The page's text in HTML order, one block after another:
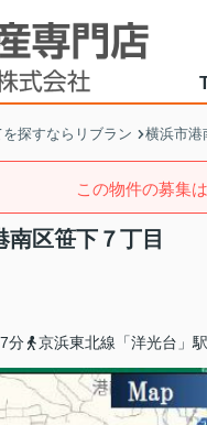
探すならリブラン 横浜市港
この物件の募集
区笹下７丁目
分
京浜東北線「洋光台」